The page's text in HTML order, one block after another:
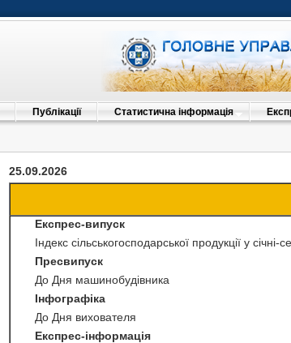
Публікації Статистична інформація
25.09.2026
Експрес-випуск
Індекс сільськогосподарської продукції у січні-
Пресвипуск
До Дня машинобудівника
Інфографіка
До Дня вихователя
Експрес-інформація